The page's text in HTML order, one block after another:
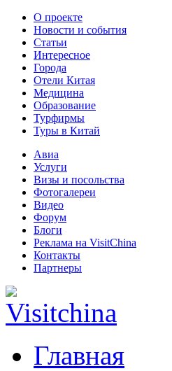
О проекте
Новости и события
Статьи
Интересное
Города
Отели Китая
Медицина
Образование
Турфирмы
Туры в Китай
Авиа
Услуги
Визы и посольства
Фотогалереи
Видео
Форум
Блоги
Реклама на VisitChina
Контакты
Партнеры
Главная